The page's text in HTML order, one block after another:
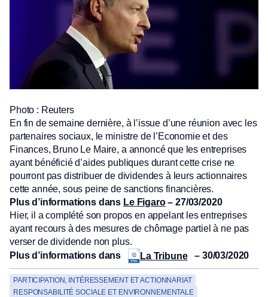
Photo : Reuters
En fin de semaine dernière, à l’issue d’une réunion avec les
partenaires sociaux, le ministre de l’Economie et des
Finances, Bruno Le Maire, a annoncé que les entreprises
ayant bénéficié d’aides publiques durant cette crise ne
pourront pas distribuer de dividendes à leurs actionnaires
cette année, sous peine de sanctions financières.
Plus d’informations dans Le Figaro– 27/03/2020
Hier, il a complété son propos en appelant les entreprises
ayant recours à des mesures de chômage partiel à ne pas
verser de dividende non plus.
Plus d’informations dans
La Tribune – 30/03/2020
PARTICIPATION, INTÉRESSEMENT ET ACTIONNARIAT
RESPONSABILITÉ SOCIALE ET ENVIRONNEMENTALE